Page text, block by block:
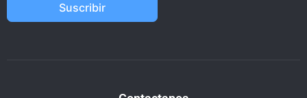
Suscribir